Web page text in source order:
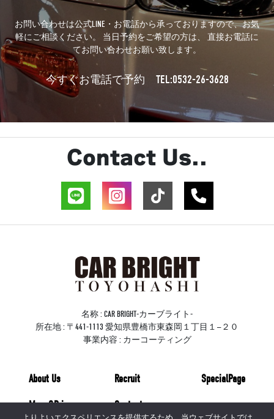
お問い合わせは公式LINE・お電話から承っておりますので、お気
軽にご相談ください。 当日予約をご希望の方は、 直接お電話に
てお問い合わせお願い致します。
今すぐお電話で予約 TEL:0532-26-3628
Contact Us..
名称 : CAR BRIGHT-カーブライト-
所在地 : 〒441-1113 愛知県豊橋市東森岡１丁目１−２０
事業内容 : カーコーティング
About Us
Menu&Price
Recruit
Contact
SpecialPage